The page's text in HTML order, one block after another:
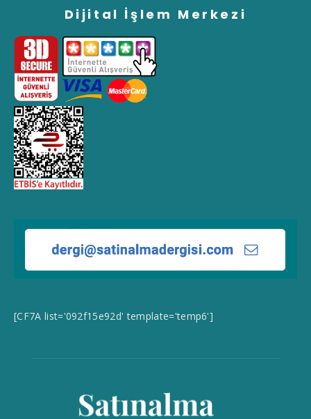
Dijital İşlem Merkezi
[CF7A list='092f15e92d' template='temp6']